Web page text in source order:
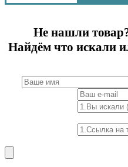
Не нашли
Найдём что искали